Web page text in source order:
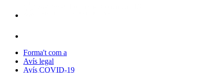
Forma't com a
Avís legal
Avís COVID-19